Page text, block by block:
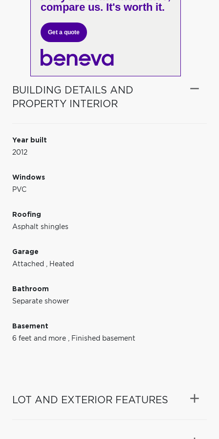
compare us. It's worth it.
Get a quote
BUILDING DETAILS AND
PROPERTY INTERIOR
Year built
2012
Windows
PVC
Roofing
Asphalt shingles
Garage
Attached , Heated
Bathroom
Separate shower
Basement
6 feet and more , Finished basement
LOT AND EXTERIOR FEATURES